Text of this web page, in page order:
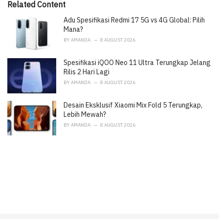
iRelated Content
Adu Spesifikasi Redmi 17 5G vs 4G Global: Pilih
Mana?
BY AMANDA 8 AUGUST 2026
Spesifikasi iQOO Neo 11 Ultra Terungkap Jelang
Rilis 2 Hari Lagi
BY AMANDA 8 AUGUST 2026
Desain Eksklusif Xiaomi Mix Fold 5 Terungkap,
Lebih Mewah?
BY AMANDA 8 AUGUST 2026